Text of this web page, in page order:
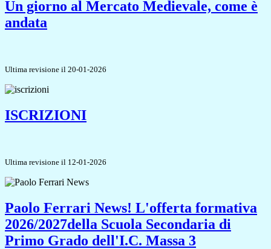
Un giorno al Mercato Medievale, come è
andata
Ultima revisione il 20-01-2026
ISCRIZIONI
Ultima revisione il 12-01-2026
Paolo Ferrari News! L'offerta formativa
2026/2027della Scuola Secondaria di
Primo Grado dell'I.C. Massa 3